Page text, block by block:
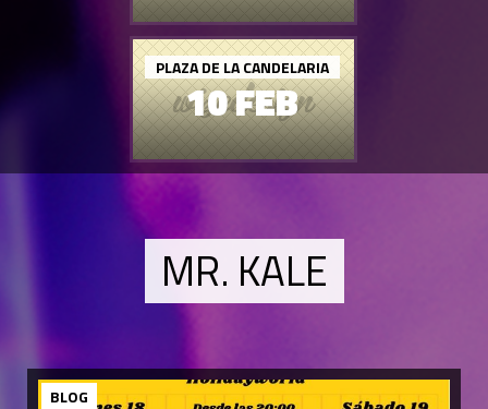
10 FEB
PLAZA DE LA CANDELARIA
MR. KALE
BLOG